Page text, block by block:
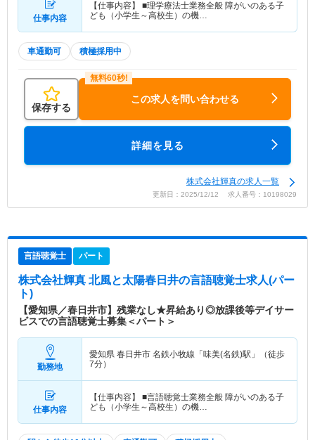
仕事内容
【仕事内容】 ■理学療法士業務全般 障がいのある子
ども（小学生～高校生）の機…
車通勤可 積極採用中
保存する
この求人を問い合わせる
詳細を見る
株式会社輝真の求人一覧
更新日：2025/12/12 求人番号：10198029
言語聴覚士 パート
株式会社輝真 北風と太陽春日井の言語聴覚士求人(パー
ト)
【愛知県／春日井市】残業なし★昇給あり◎放課後等デイサー
ビスでの言語聴覚士募集＜パート＞
勤務地
愛知県 春日井市 名鉄小牧線「味美(名鉄)駅」（徒歩
7分）
仕事内容
【仕事内容】 ■言語聴覚士業務全般 障がいのある子
ども（小学生～高校生）の機…